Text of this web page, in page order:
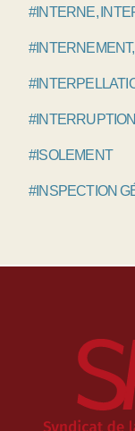
#INTERNE,
#ISOLEMENT
#INSPECTION